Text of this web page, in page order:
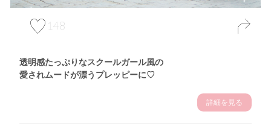
148
透明感たっぷりなスクールガール風の
愛されムードが漂うプレッピーに♡
詳細を見る